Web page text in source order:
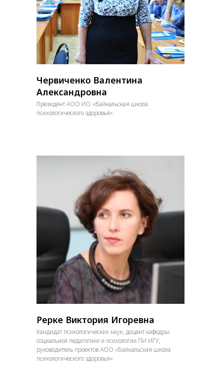
Червиченко Валентина
Александровна
Президент АОО ИО «Байкальская школа
психологического здоровья»
Рерке Виктория Игоревна
Кандидат психологических наук, доцент кафедры
социальной педагогики и психологии ПИ ИГУ,
руководитель проектов АОО «Байкальская школа
психологического здоровья»